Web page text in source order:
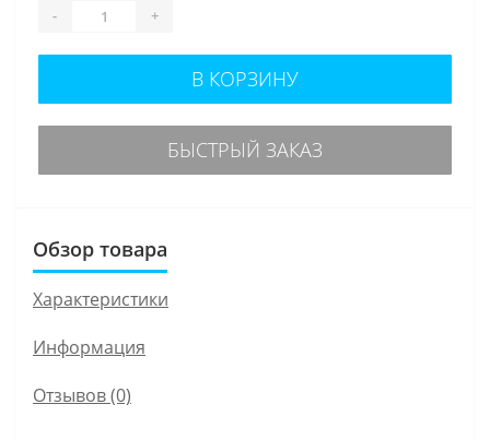
- +
В КОРЗИНУ
БЫСТРЫЙ ЗАКАЗ
Обзор товара
Характеристики
Информация
Отзывов (0)